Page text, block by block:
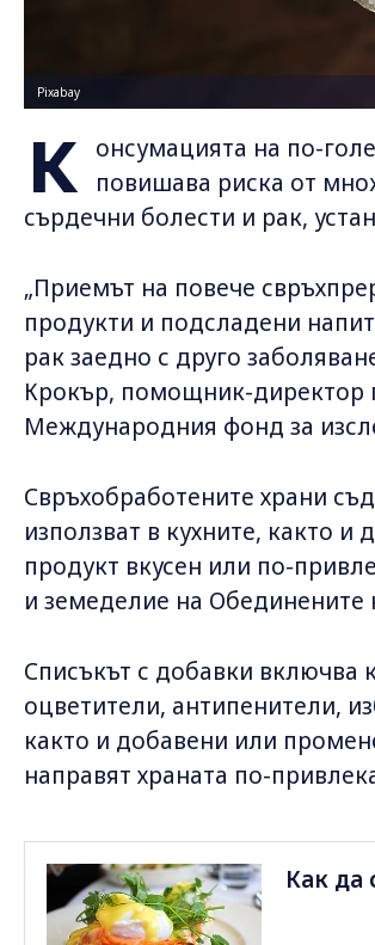
Pixabay
К
онсумацията на по-
повишава риска от
сърдечни болести и рак,
„Приемът на повече
продукти и подсладени
рак заедно с друго
Крокър, помощник-директор
Международния фонд за
Свръхобработените храни
използват в кухните, както
продукт вкусен или по-
и земеделие на Обединените
Списъкът с добавки включва
оцветители, антипенители,
както и добавени или
направят храната по-
Как да